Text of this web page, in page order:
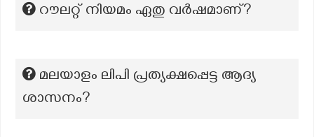
റൗലറ്റ് നിയമം ഏതു വർഷമാണ്?
മലയാളം ലിപി പ്രത്യക്ഷപ്പെട്ട ആദ്യ
ശാസനം?